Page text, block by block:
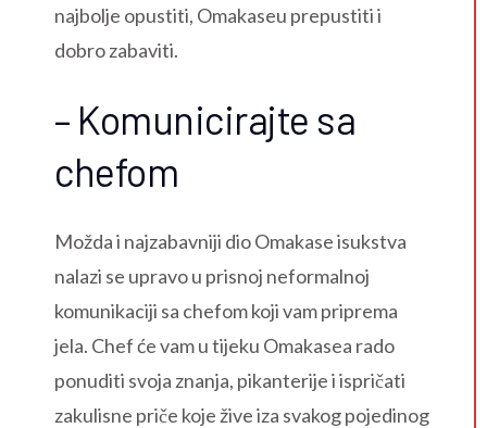
najbolje opustiti, Omakaseu prepustiti i
dobro zabaviti.
– Komunicirajte sa
chefom
Možda i najzabavniji dio Omakase isukstva
nalazi se upravo u prisnoj neformalnoj
komunikaciji sa chefom koji vam priprema
jela. Chef će vam u tijeku Omakasea rado
ponuditi svoja znanja, pikanterije i ispričati
zakulisne priče koje žive iza svakog pojedinog